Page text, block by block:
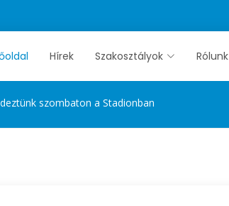
Hírek Szakosztályok Rólunk
szombaton a Stadionban